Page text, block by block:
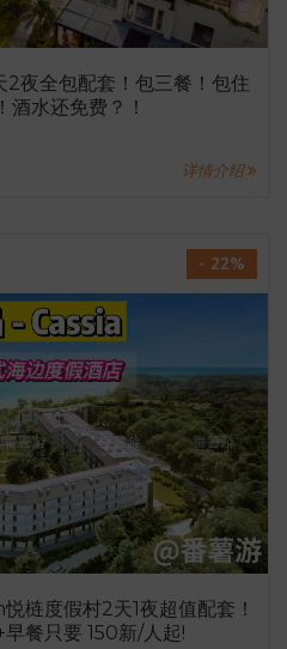
夜全包配套！包三餐！包住
酒水还免费？！
详情介绍
- 22%
梿度假村2天1夜超值配套！
餐只要 150新/人起!